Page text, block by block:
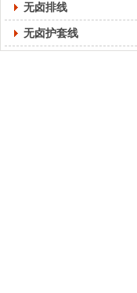
无卤排线
无卤护套线